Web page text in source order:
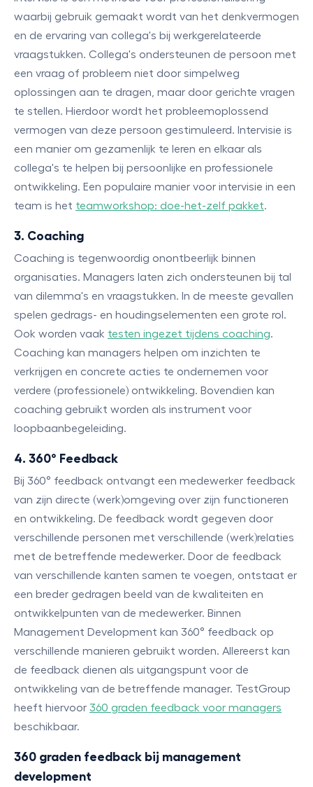
waarbij gebruik gemaakt wordt van het denkvermogen
en de ervaring van collega's bij werkgerelateerde
vraagstukken. Collega's ondersteunen de persoon met
een vraag of probleem niet door simpelweg
oplossingen aan te dragen, maar door gerichte vragen
te stellen. Hierdoor wordt het probleemoplossend
vermogen van deze persoon gestimuleerd. Intervisie is
een manier om gezamenlijk te leren en elkaar als
collega's te helpen bij persoonlijke en professionele
ontwikkeling. Een populaire manier voor intervisie in een
team is het teamworkshop: doe-het-zelf pakket.
3. Coaching
Coaching is tegenwoordig onontbeerlijk binnen
organisaties. Managers laten zich ondersteunen bij tal
van dilemma's en vraagstukken. In de meeste gevallen
spelen gedrags- en houdingselementen een grote rol.
Ook worden vaak testen ingezet tijdens coaching.
Coaching kan managers helpen om inzichten te
verkrijgen en concrete acties te ondernemen voor
verdere (professionele) ontwikkeling. Bovendien kan
coaching gebruikt worden als instrument voor
loopbaanbegeleiding.
4. 360° Feedback
Bij 360° feedback ontvangt een medewerker feedback
van zijn directe (werk)omgeving over zijn functioneren
en ontwikkeling. De feedback wordt gegeven door
verschillende personen met verschillende (werk)relaties
met de betreffende medewerker. Door de feedback
van verschillende kanten samen te voegen, ontstaat er
een breder gedragen beeld van de kwaliteiten en
ontwikkelpunten van de medewerker. Binnen
Management Development kan 360° feedback op
verschillende manieren gebruikt worden. Allereerst kan
de feedback dienen als uitgangspunt voor de
ontwikkeling van de betreffende manager. TestGroup
heeft hiervoor 360 graden feedback voor managers
beschikbaar.
360 graden feedback bij management
development